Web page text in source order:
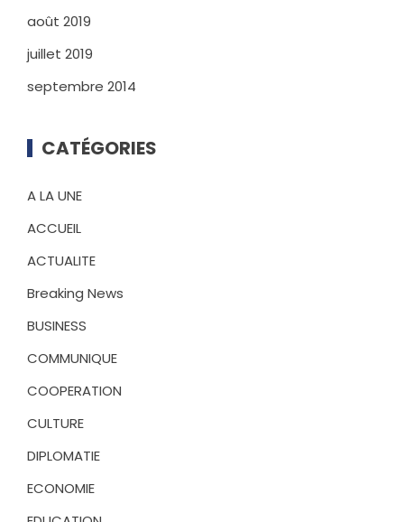
août 2019
juillet 2019
septembre 2014
CATÉGORIES
A LA UNE
ACCUEIL
ACTUALITE
Breaking News
BUSINESS
COMMUNIQUE
COOPERATION
CULTURE
DIPLOMATIE
ECONOMIE